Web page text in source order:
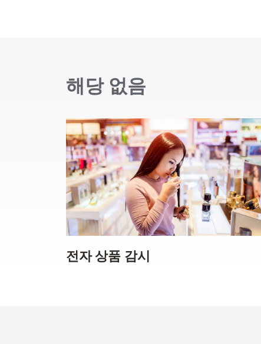
해당 없음
전자 상품 감시